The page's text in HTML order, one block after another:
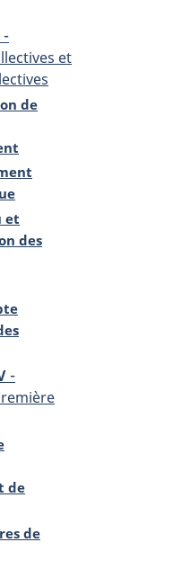
-
et
de
et
des
-
de
de